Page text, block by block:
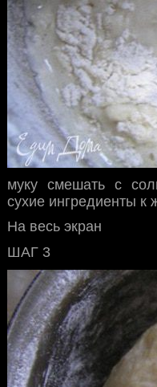
муку смешать с
сухие ингредиенты к
На весь экран
ШАГ 3